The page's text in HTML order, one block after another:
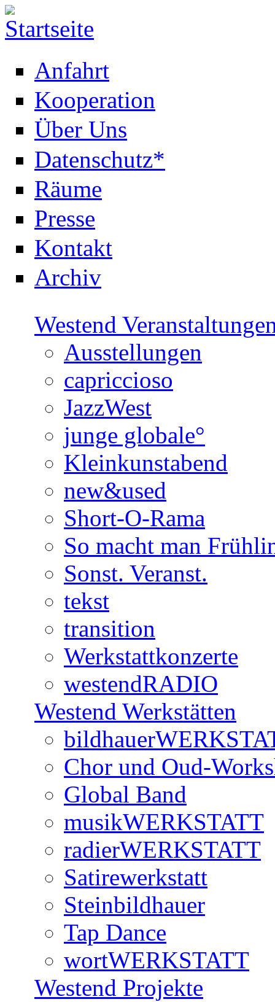
Anfahrt
Kooperation
Über Uns
Datenschutz*
Räume
Presse
Kontakt
Archiv
Westend
Ausstellungen
capriccioso
JazzWest
junge globale°
Kleinkunstabend
new&used
Short-O-Rama
So macht man
Sonst. Veranst.
tekst
transition
Werkstattkonzerte
westendRADIO
Westend Werkstätten
Chor und Oud-
Global Band
musikWERKSTATT
radierWERKSTATT
Satirewerkstatt
Steinbildhauer
Tap Dance
wortWERKSTATT
Westend Projekte